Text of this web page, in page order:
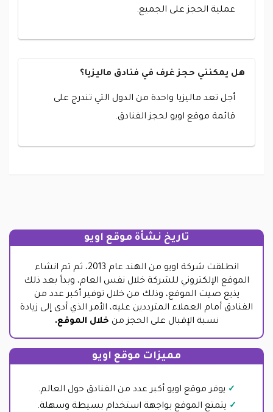
عملية الحجز على الجميع.
هل يمكنني حجز غرف في فنادق ماليزيا؟
أجل تعد ماليزيا واحدة من الدول التي تندرج على
قائمة موقع اويو لحجز الفنادق.
تاريخ نشأة موقع اويو
انطلقت شركة اويو من الهند عام 2013، ثم تم انشاء
الموقع الإلكتروني للشركة خلال نفس العام، وبدأ بعد ذلك
يذيع صيت الموقع، وذلك من خلال توفير أكبر عدد من
الفنادق أمام العملاء المترددين عليه، الأمر الذي أدى إلى زيادة
نسبة الإقبال على الحجز من خلال الموقع.
مميزات موقع اويو
يوفر موقع اويو أكبر عدد من الفنادق حول العالم.
يتمتع الموقع بواجهة استخدام بسيطة وسهلة.